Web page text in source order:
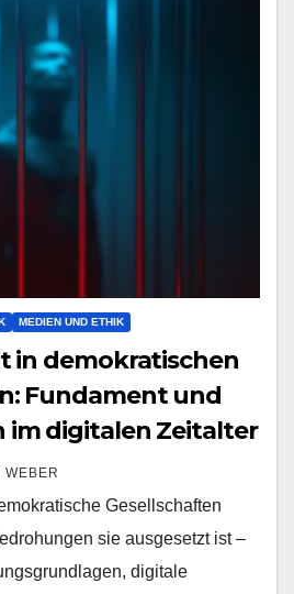
MEDIEN UND ETHIK
in demokratischen
Fundament und
im digitalen Zeitalter
WEBER
Gesellschaften
sie ausgesetzt ist –
digitale